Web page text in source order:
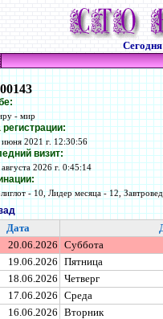
- мир
регистрации:
2021 г. 12:30:56
визит:
2026 г. 0:45:14
- 10, Лидер месяца - 12,
Дата
20.06.2026 Суббота
19.06.2026 Пятница
18.06.2026 Четверг
17.06.2026 Среда
16.06.2026 Вторник